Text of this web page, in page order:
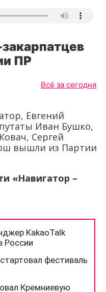
ПР
Всё за сегодня
Евгений
Иван Бушко,
Сергей
вышли из Партии
«Навигатор –